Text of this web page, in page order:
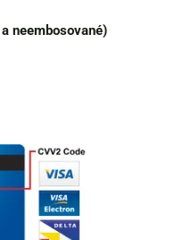
neembosované)